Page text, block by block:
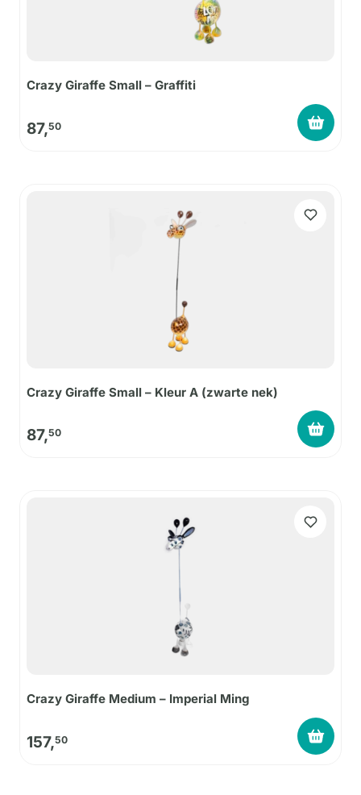
Crazy Giraffe Small – Graffiti
87,50
Crazy Giraffe Small – Kleur A (zwarte nek)
87,50
Crazy Giraffe Medium – Imperial Ming
157,50